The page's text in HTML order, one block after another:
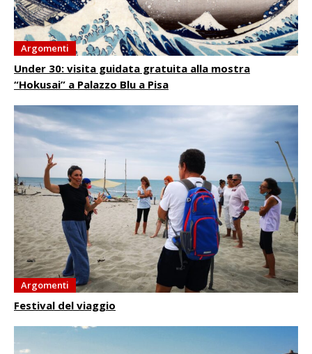
Argomenti
Under 30: visita guidata gratuita alla mostra
“Hokusai” a Palazzo Blu a Pisa
Argomenti
Festival del viaggio